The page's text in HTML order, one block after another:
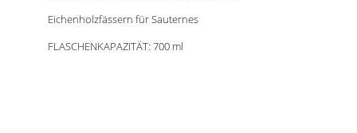
Eichenholzfässern für Sauternes
FLASCHENKAPAZITÄT: 700 ml